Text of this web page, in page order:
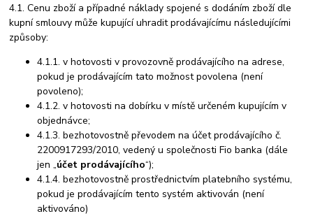
4.1. Cenu zboží a případné náklady spojené s dodáním zboží dle
kupní smlouvy může kupující uhradit prodávajícímu následujícími
způsoby:
4.1.1. v hotovosti v provozovně prodávajícího na adrese,
pokud je prodávajícím tato možnost povolena (není
povoleno);
4.1.2. v hotovosti na dobírku v místě určeném kupujícím v
objednávce;
4.1.3. bezhotovostně převodem na účet prodávajícího č.
2200917293/2010, vedený u společnosti Fio banka (dále
jen „účet prodávajícího“);
4.1.4. bezhotovostně prostřednictvím platebního systému,
pokud je prodávajícím tento systém aktivován (není
aktivováno)